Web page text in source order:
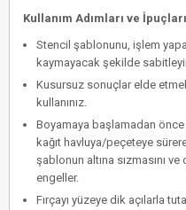
Kullanım Adımları ve
Stencil şablonunu, işlem
kaymayacak şekilde
Kusursuz sonuçlar elde
kullanınız.
Boyamaya başlamadan önce
kağıt havluya/peçeteye
şablonun altına sızmasını
engeller.
Fırçayı yüzeye dik açılarla